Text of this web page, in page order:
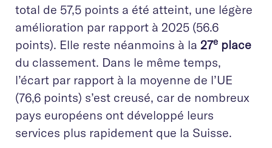
total de 57,5 points a été atteint, une légère
amélioration par rapport à 2025 (56.6
points). Elle reste néanmoins à la 27e place
du classement. Dans le même temps,
l’écart par rapport à la moyenne de l’UE
(76,6 points) s’est creusé, car de nombreux
pays européens ont développé leurs
services plus rapidement que la Suisse.